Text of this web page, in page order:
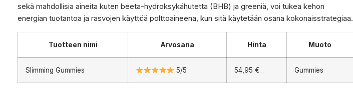
sekä mahdollisia aineita kuten beeta-hydroksykähutetta (BHB) ja greeniä, voi tukea kehon
energian tuotantoa ja rasvojen käyttöä polttoaineena, kun sitä käytetään osana kokonaisstrategiaa.
Tuotteen nimi Arvosana Hinta Muoto
Slimming Gummies 5/5 54,95 € Gummies